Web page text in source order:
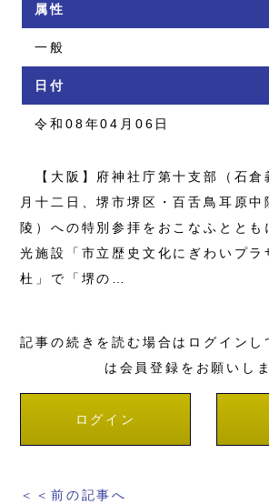
属性
一般
日付
令和08年04月06日
【大阪】府神社庁第十支部（石倉
月十二日、堺市堺区・百舌鳥耳原中
陵）への特別参拝をおこなふととも
光施設「市立歴史文化にぎわいプラ
杜」で「堺の…
記事の続きを読む場合はログインし
は会員登録をお願いし
ログイン
＜＜前の記事へ